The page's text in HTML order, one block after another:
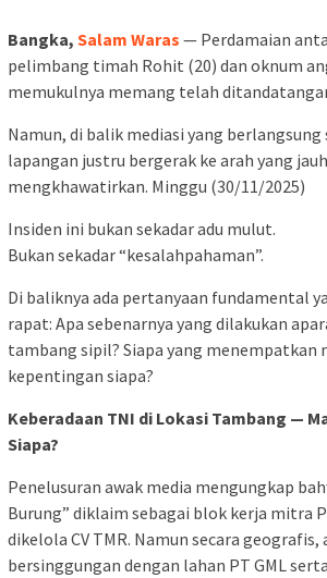
Bangka, Salam Waras — Perdamaian
pelimbang timah Rohit (20) dan oknum
memukulnya memang telah
Namun, di balik mediasi yang
lapangan justru bergerak ke arah yang
mengkhawatirkan. Minggu (30/11/2025)
Insiden ini bukan sekadar adu mulut.
Bukan sekadar “kesalahpahaman”.
Di baliknya ada pertanyaan fundamental
rapat: Apa sebenarnya yang dilakukan
tambang sipil? Siapa yang menempatkan
kepentingan siapa?
Keberadaan TNI di Lokasi Tambang —
Siapa?
Penelusuran awak media mengungkap
Burung” diklaim sebagai blok kerja mitra
dikelola CV TMR. Namun secara geografis,
bersinggungan dengan lahan PT GML